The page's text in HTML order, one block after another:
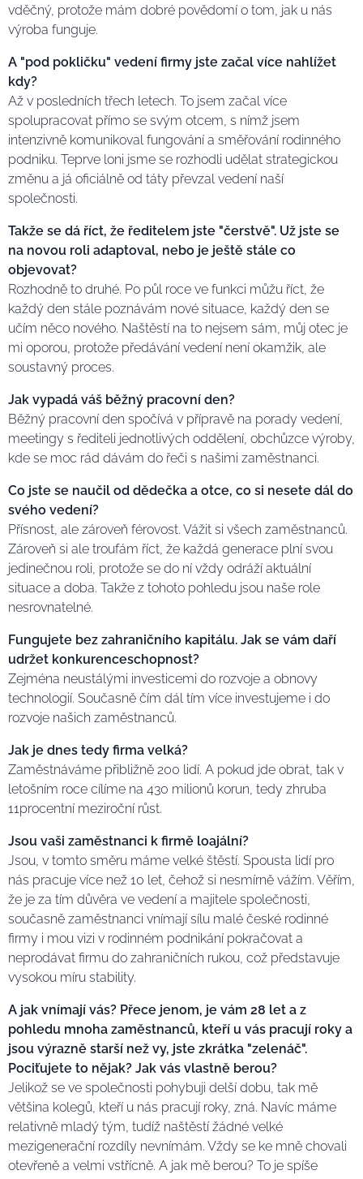
vděčný, protože mám dobré povědomí o tom, jak u nás
výroba funguje.
A "pod pokličku" vedení firmy jste začal více nahlížet
kdy?
Až v posledních třech letech. To jsem začal více
spolupracovat přímo se svým otcem, s nímž jsem
intenzivně komunikoval fungování a směřování rodinného
podniku. Teprve loni jsme se rozhodli udělat strategickou
změnu a já oficiálně od táty převzal vedení naší
společnosti.
Takže se dá říct, že ředitelem jste "čerstvě". Už jste se
na novou roli adaptoval, nebo je ještě stále co
objevovat?
Rozhodně to druhé. Po půl roce ve funkci můžu říct, že
každý den stále poznávám nové situace, každý den se
učím něco nového. Naštěstí na to nejsem sám, můj otec je
mi oporou, protože předávání vedení není okamžik, ale
soustavný proces.
Jak vypadá váš běžný pracovní den?
Běžný pracovní den spočívá v přípravě na porady vedení,
meetingy s řediteli jednotlivých oddělení, obchůzce výroby,
kde se moc rád dávám do řeči s našimi zaměstnanci.
Co jste se naučil od dědečka a otce, co si nesete dál do
svého vedení?
Přísnost, ale zároveň férovost. Vážit si všech zaměstnanců.
Zároveň si ale troufám říct, že každá generace plní svou
jedinečnou roli, protože se do ní vždy odráží aktuální
situace a doba. Takže z tohoto pohledu jsou naše role
nesrovnatelné.
Fungujete bez zahraničního kapitálu. Jak se vám daří
udržet konkurenceschopnost?
Zejména neustálými investicemi do rozvoje a obnovy
technologií. Současně čím dál tím více investujeme i do
rozvoje našich zaměstnanců.
Jak je dnes tedy firma velká?
Zaměstnáváme přibližně 200 lidí. A pokud jde obrat, tak v
letošním roce cílíme na 430 milionů korun, tedy zhruba
11procentní meziroční růst.
Jsou vaši zaměstnanci k firmě loajální?
Jsou, v tomto směru máme velké štěstí. Spousta lidí pro
nás pracuje více než 10 let, čehož si nesmírně vážím. Věřím,
že je za tím důvěra ve vedení a majitele společnosti,
současně zaměstnanci vnímají sílu malé české rodinné
firmy i mou vizi v rodinném podnikání pokračovat a
neprodávat firmu do zahraničních rukou, což představuje
vysokou míru stability.
A jak vnímají vás? Přece jenom, je vám 28 let a z
pohledu mnoha zaměstnanců, kteří u vás pracují roky a
jsou výrazně starší než vy, jste zkrátka "zelenáč".
Pociťujete to nějak? Jak vás vlastně berou?
Jelikož se ve společnosti pohybuji delší dobu, tak mě
většina kolegů, kteří u nás pracují roky, zná. Navíc máme
relativně mladý tým, tudíž naštěstí žádné velké
mezigenerační rozdíly nevnímám. Vždy se ke mně chovali
otevřeně a velmi vstřícně. A jak mě berou? To je spíše